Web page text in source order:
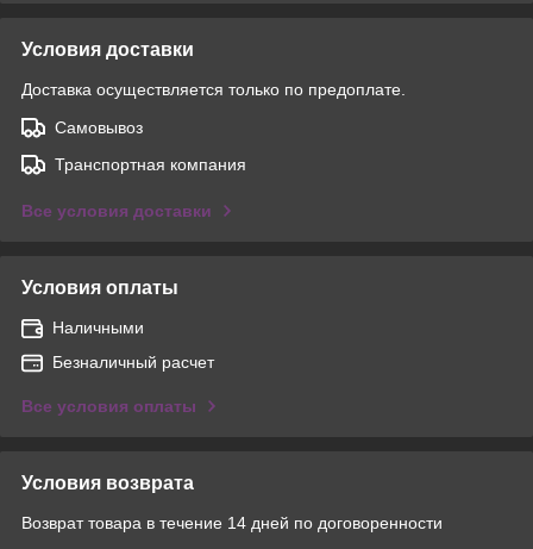
Условия доставки
Доставка осуществляется только по предоплате.
Самовывоз
Транспортная компания
Все условия доставки
Условия оплаты
Наличными
Безналичный расчет
Все условия оплаты
Условия возврата
Возврат товара в течение 14 дней по договоренности